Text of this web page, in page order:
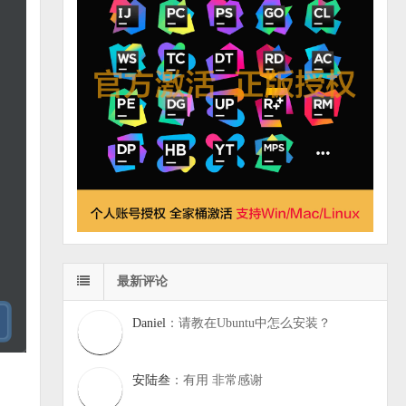
最新评论
Daniel ：请教在Ubuntu中怎么安装？
安陆叁 ：有用 非常感谢